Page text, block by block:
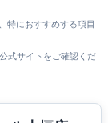
特におすすめする項目
式サイトをご確認くだ